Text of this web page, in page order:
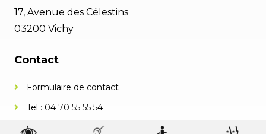
17, Avenue des Célestins
03200 Vichy
Contact
Formulaire de contact
Tel : 04 70 55 55 54